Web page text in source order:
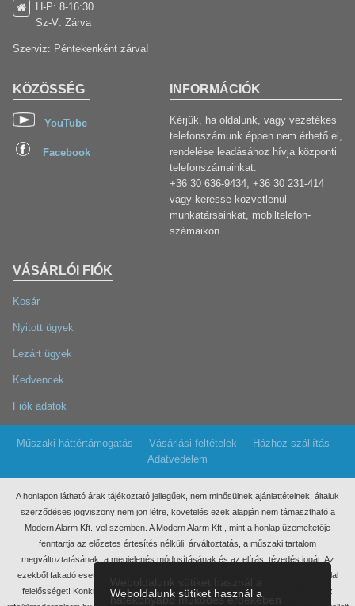
H-P: 8-16:30
Sz-V: Zárva
Szerviz: Péntekenként zárva!
VÁSÁRLÓI FIÓK
Kosár
Nyitott ügyek
Lezárt ügyek
Kedvencek
Fiók adatok
KÖZÖSSÉG
YouTube
Facebook
INFORMÁCIÓK
Kérjük, ha oldalunk, vagy vezetékes
telefonszámunk éppen nem érhető el,
rendelése leadásához hívja központi
telefonszámainkat:
+36 30 636-9434, +36 30 231-414
vagy keresse közvetlenül
munkatársainkat, mobiltelefon-
számaikon.
Műszaki háttértámogatás Vásárlási feltételek
Házhoz szállítás
Adatvédelem
A honlapon látható árak tájékoztató jellegűek, nem minősülnek ajánlattételnek, általuk
szerződéses jogviszony nem jön létre, követelés ezek alapján nem támasztható a
Modern Alarm Kft.-vel szemben. A Modern Alarm Kft., mint a honlap üzemeltetője
fenntartja az előzetes értesítés nélküli, árváltoztatás, a műszaki tartalom
megváltoztatásának, a megjelenés módosításának és az elírás, tévedés jogát. Az
ezekből fakadó esetleges elmaradt haszonért, anyagi, vagy egyéb kárért nem vállal
felelősséget! Konkrét ajánlatkérés miatt kérjük, keressen meg minket írásban, az
hatékonyabb működés érdekében
Weboldalunk sütiket használ a